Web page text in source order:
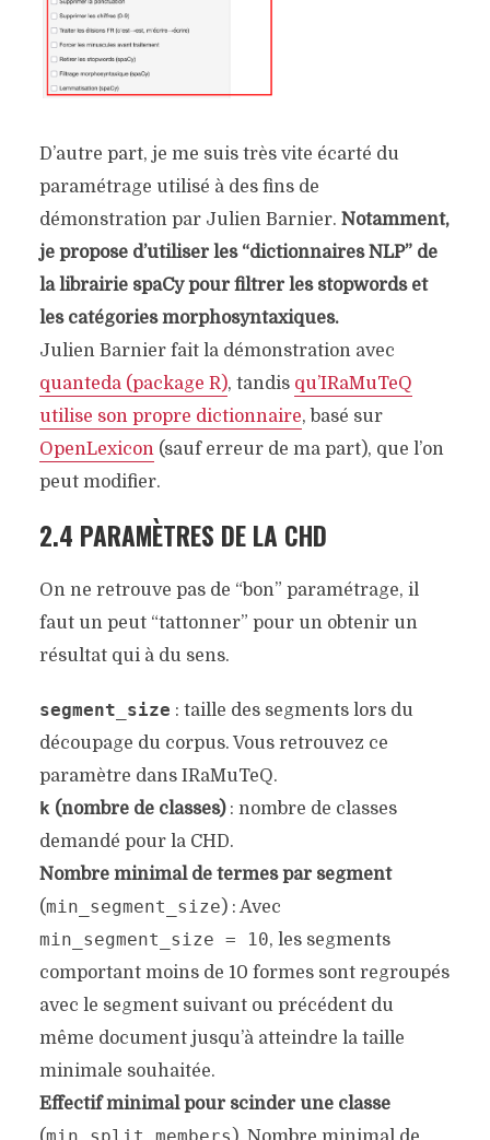
D’autre part, je me suis très vite écarté du
paramétrage utilisé à des fins de
démonstration par Julien Barnier. Notamment,
je propose d’utiliser les “dictionnaires NLP” de
la librairie spaCy pour filtrer les stopwords et
les catégories morphosyntaxiques.
Julien Barnier fait la démonstration avec
quanteda (package R), tandis qu’IRaMuTeQ
utilise son propre dictionnaire, basé sur
OpenLexicon(sauf erreur de ma part), que l’on
peut modifier.
2.4 PARAMÈTRES DE LA CHD
On ne retrouve pas de “bon” paramétrage, il
faut un peut “tattonner” pour un obtenir un
résultat qui à du sens.
segment_size : taille des segments lors du
découpage du corpus. Vous retrouvez ce
paramètre dans IRaMuTeQ.
k (nombre de classes): nombre de classes
demandé pour la CHD.
Nombre minimal de termes par segment
(min_segment_size) : Avec
min_segment_size = 10, les segments
comportant moins de 10 formes sont regroupés
avec le segment suivant ou précédent du
même document jusqu’à atteindre la taille
minimale souhaitée.
Effectif minimal pour scinder une classe